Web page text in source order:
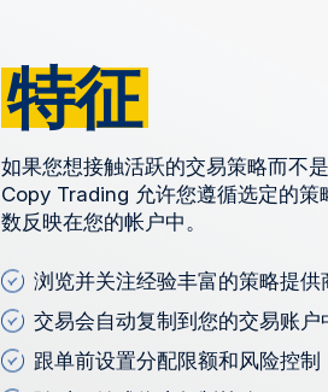
特征
如果您想接触活跃的交易策略而不
Copy Trading 允许您遵循选定的策
数反映在您的帐户中。
浏览并关注经验丰富的策略提供
交易会自动复制到您的交易账户
跟单前设置分配限额和风险控制